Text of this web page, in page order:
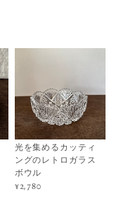
光を集めるカッティ
ングのレトロガラス
ボウル
¥2,780